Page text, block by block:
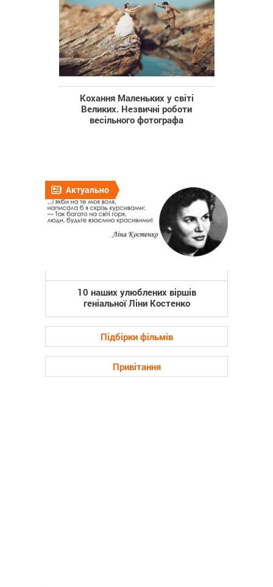
Кохання Маленьких у світі
Великих. Незвичні роботи
весільного фотографа
Актуально
10 наших улюблених віршів
геніальної Ліни Костенко
Підбірки фільмів
Привітання